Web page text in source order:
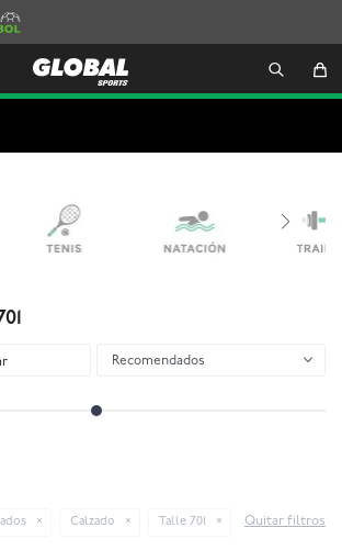
Recomendados
Calzado Talle 701 Quitar filtros